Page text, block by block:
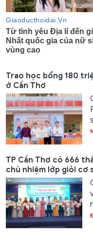
Trao học bổng 180
ở Cần Thơ
TP Cần Thơ có 666
chủ nhiệm lớp giỏi cơ